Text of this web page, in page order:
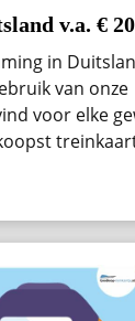
v.a. € 20
in
van onze
voor elke